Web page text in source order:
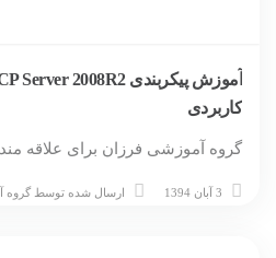
کاربردی
گروه آموزشی فرزان برای علاقه
3 آبان 1394 ارسال شده توسط گروه